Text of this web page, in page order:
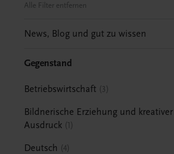
Alle Filter entfernen
News, Blog und gut zu wissen
Gegenstand
Betriebswirtschaft 3
Bildnerische Erziehung und kreativer
Ausdruck 1
Deutsch 4